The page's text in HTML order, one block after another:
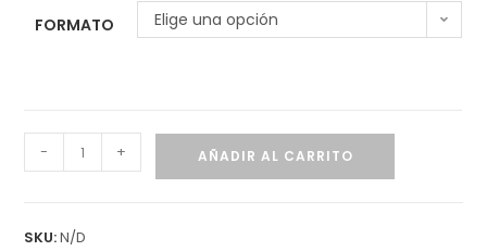
FORMATO Elige una opción
- + AÑADIR AL CARRITO
SKU:N/D